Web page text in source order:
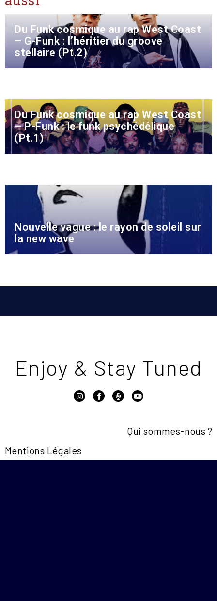
Du Funk cosmique au rap West Coast
– G-Funk : l’héritier du groove
stellaire (Pt.2)
Du Funk cosmique au rap West Coast
– P-Funk : le funk psychédélique
(Pt.1)
Nouvelle vague : le rayon de soleil sur
la new wave
Enjoy & Stay Tuned
Qui sommes-nous ?
Mentions Légales